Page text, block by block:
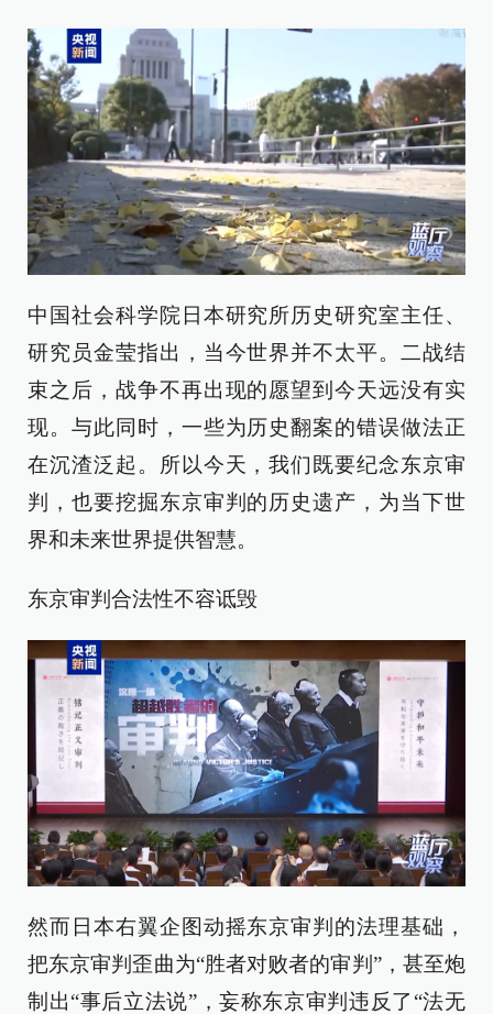
中国社会科学院日本研究所历史研究室主任、
研究员金莹指出，当今世界并不太平。二战结
束之后，战争不再出现的愿望到今天远没有实
现。与此同时，一些为历史翻案的错误做法正
在沉渣泛起。所以今天，我们既要纪念东京审
判，也要挖掘东京审判的历史遗产，为当下世
界和未来世界提供智慧。
东京审判合法性不容诋毁
然而日本右翼企图动摇东京审判的法理基础，
把东京审判歪曲为“胜者对败者的审判”，甚至炮
制出“事后立法说”，妄称东京审判违反了“法无